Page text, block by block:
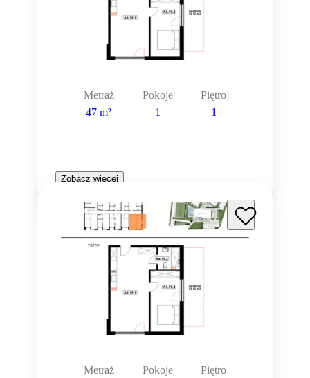
Metraż
47 m²
Pokoje
1
Piętro
1
Zobacz więcej
Metraż
Pokoje
Piętro